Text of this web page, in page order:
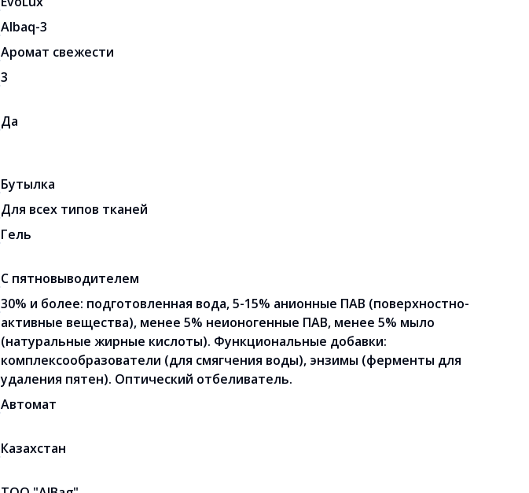
Albaq-3
Аромат свежести
3
Да
Бутылка
Для всех типов тканей
Гель
С пятновыводителем
30% и более: подготовленная вода, 5-15% анионные ПАВ (поверхностно-
активные вещества), менее 5% неионогенные ПАВ, менее 5% мыло
(натуральные жирные кислоты). Функциональные добавки:
комплексообразователи (для смягчения воды), энзимы (ферменты для
удаления пятен). Оптический отбеливатель.
Автомат
Казахстан